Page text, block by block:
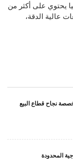
يحتوي على أكثر من
عالية الدقة،
نجاح قطاع البيع
المحدودة